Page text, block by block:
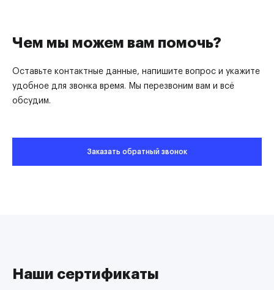
Чем мы можем вам помочь?
Оставьте контактные данные, напишите вопрос и укажите
удобное для звонка время. Мы перезвоним вам и всё
обсудим.
Заказать обратный звонок
Наши сертификаты